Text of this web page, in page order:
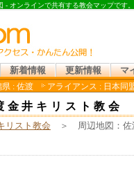
- オンラインで共有する教会マップです。
新着情報 更新情報
マ
県 : 佐渡 アライアンス : 日本同
金井キリスト教会
リスト教会 ＞ 周辺地図：佐